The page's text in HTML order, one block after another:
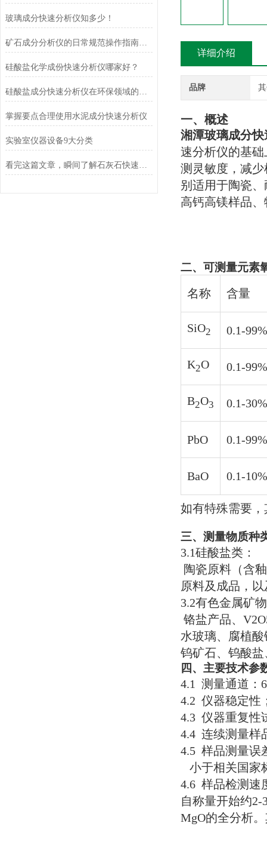
玻璃成分快速分析仪知多少！
矿石成分分析仪的日常规范操作指南与核心维护保养技术解析
硅酸盐化学成份快速分析仪哪家好？
硅酸盐成分快速分析仪在环保领域的应用及前景
掌握要点合理使用水泥成分快速分析仪
实验室仪器设备9大分类
看完这篇文章，瞬间了解石灰石快速分析仪了
详细介绍
品牌
一、概述
湘潭玻璃成分
速分析仪的基
测灵敏度，减
别适用于陶瓷
高钙高镁样品
二、可测量元素
名称 含量
SiO2 0.1-99%
K2O 0.1-99%
B2O3 0.1-30%
PbO 0.1-99%
BaO 0.1-10%
如有特殊需要
三、测量物质种
3.1硅酸盐类：
陶瓷原料（含
原料及成品，
3.2有色金属矿
铬盐产品、
水玻璃、腐植
钨矿石、钨酸
四、主要技术参
4.1 测量通道：
4.2 仪器稳定性
4.3 仪器重复性
4.4 连续测量样
4.5 样品测量误
小于相关国家
4.6 样品检测速
自称量开始约2-
MgO的全分析